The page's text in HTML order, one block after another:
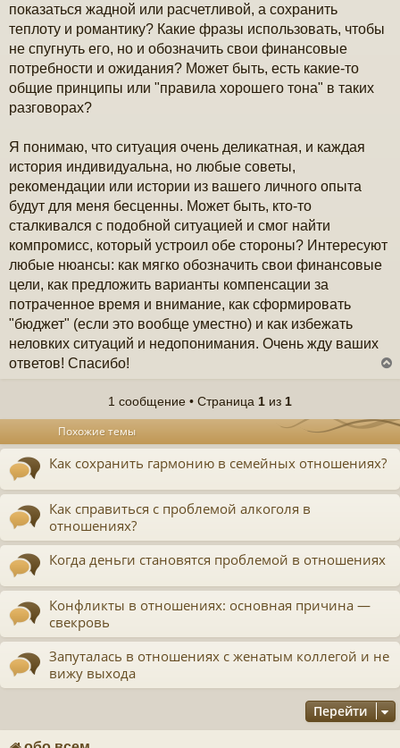
показаться жадной или расчетливой, а сохранить
теплоту и романтику? Какие фразы использовать, чтобы
не спугнуть его, но и обозначить свои финансовые
потребности и ожидания? Может быть, есть какие-то
общие принципы или "правила хорошего тона" в таких
разговорах?
Я понимаю, что ситуация очень деликатная, и каждая
история индивидуальна, но любые советы,
рекомендации или истории из вашего личного опыта
будут для меня бесценны. Может быть, кто-то
сталкивался с подобной ситуацией и смог найти
компромисс, который устроил обе стороны? Интересуют
любые нюансы: как мягко обозначить свои финансовые
цели, как предложить варианты компенсации за
потраченное время и внимание, как сформировать
"бюджет" (если это вообще уместно) и как избежать
неловких ситуаций и недопонимания. Очень жду ваших
ответов! Спасибо!
у
ь
к
а
1 сообщение • Страница 1 из 1
Похожие темы
Как сохранить гармонию в семейных отношениях?
Как справиться с проблемой алкоголя в
отношениях?
Когда деньги становятся проблемой в отношениях
Конфликты в отношениях: основная причина —
свекровь
Запуталась в отношениях с женатым коллегой и не
вижу выхода
Перейти